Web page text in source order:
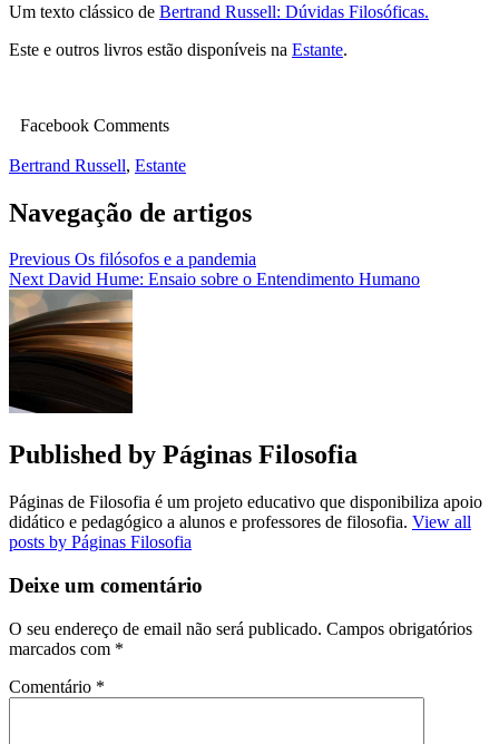
Um texto clássico de Bertrand Russell: Dúvidas Filosóficas.
Este e outros livros estão disponíveis na Estante.
Facebook Comments
Bertrand Russell, Estante
Navegação de artigos
Previous Os filósofos e a pandemia
Next David Hume: Ensaio sobre o Entendimento Humano
Published by Páginas Filosofia
Páginas de Filosofia é um projeto educativo que disponibiliza apoio
didático e pedagógico a alunos e professores de filosofia. View all
posts by Páginas Filosofia
Deixe um comentário
O seu endereço de email não será publicado. Campos obrigatórios
marcados com *
Comentário *